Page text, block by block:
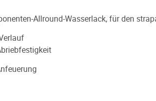
Allround-Wasserlack, für den